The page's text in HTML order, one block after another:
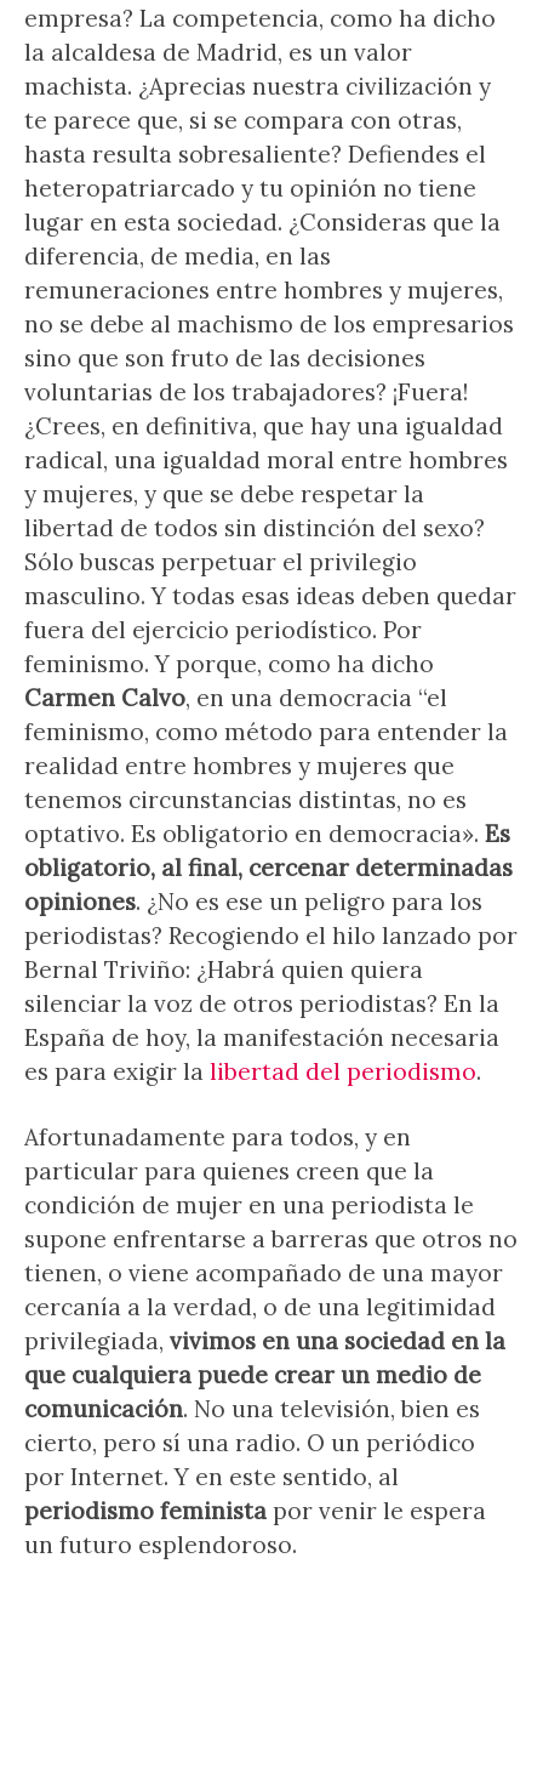
empresa? La competencia, como ha dicho
la alcaldesa de Madrid, es un valor
machista. ¿Aprecias nuestra civilización y
te parece que, si se compara con otras,
hasta resulta sobresaliente? Defiendes el
heteropatriarcado y tu opinión no tiene
lugar en esta sociedad. ¿Consideras que la
diferencia, de media, en las
remuneraciones entre hombres y mujeres,
no se debe al machismo de los empresarios
sino que son fruto de las decisiones
voluntarias de los trabajadores? ¡Fuera!
¿Crees, en definitiva, que hay una igualdad
radical, una igualdad moral entre hombres
y mujeres, y que se debe respetar la
libertad de todos sin distinción del sexo?
Sólo buscas perpetuar el privilegio
masculino. Y todas esas ideas deben quedar
fuera del ejercicio periodístico. Por
feminismo. Y porque, como ha dicho
Carmen Calvo, en una democracia “el
feminismo, como método para entender la
realidad entre hombres y mujeres que
tenemos circunstancias distintas, no es
optativo. Es obligatorio en democracia». Es
obligatorio, al final, cercenar determinadas
opiniones. ¿No es ese un peligro para los
periodistas? Recogiendo el hilo lanzado por
Bernal Triviño: ¿Habrá quien quiera
silenciar la voz de otros periodistas? En la
España de hoy, la manifestación necesaria
es para exigir la libertad del periodismo.
Afortunadamente para todos, y en
particular para quienes creen que la
condición de mujer en una periodista le
supone enfrentarse a barreras que otros no
tienen, o viene acompañado de una mayor
cercanía a la verdad, o de una legitimidad
privilegiada, vivimos en una sociedad en la
que cualquiera puede crear un medio de
comunicación. No una televisión, bien es
cierto, pero sí una radio. O un periódico
por Internet. Y en este sentido, al
periodismo feminista por venir le espera
un futuro esplendoroso.